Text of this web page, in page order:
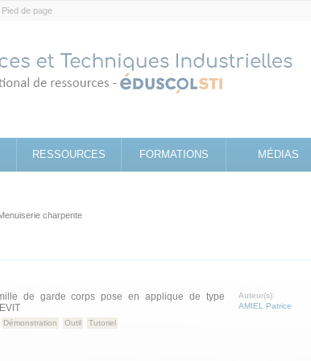
Pied de page
RESSOURCES FORMATIONS MÉDIAS
charpente
Auteur(s):
AMIEL Patrice
de garde corps pose en applique de type
Démonstration Outil Tutoriel